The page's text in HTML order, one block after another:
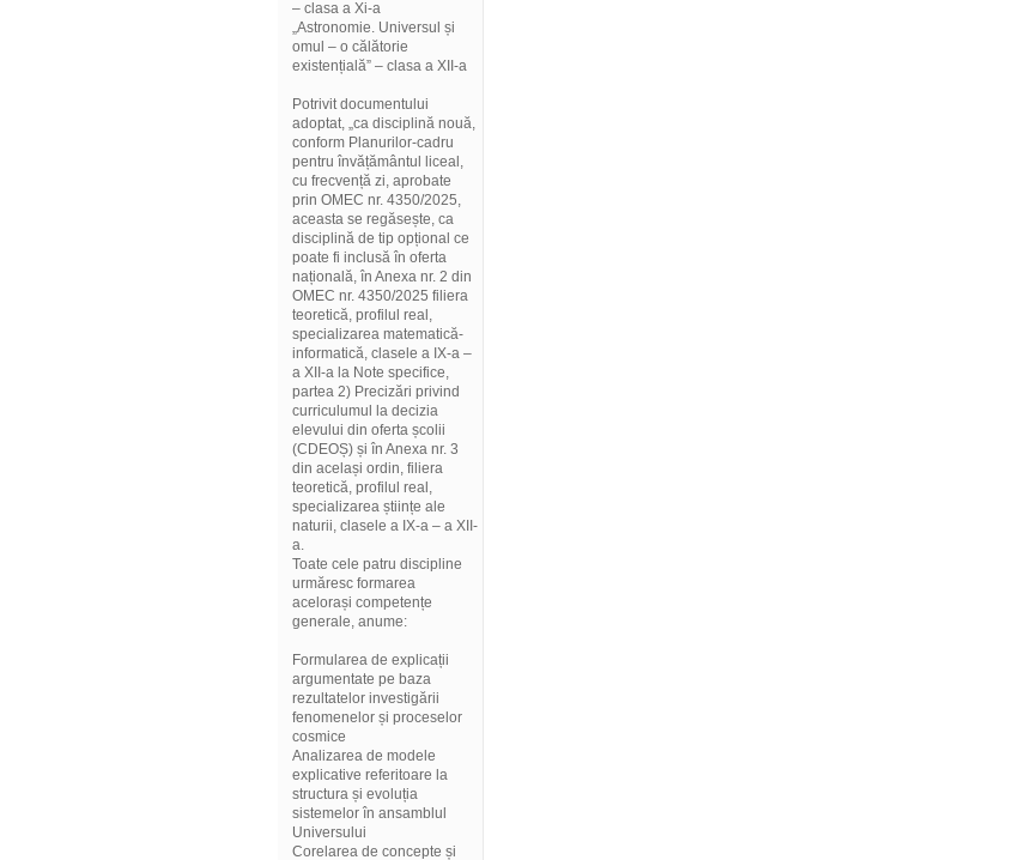
– clasa a Xi-a
„Astronomie. Universul și
omul – o călătorie
existențială” – clasa a XII-a
Potrivit documentului
adoptat, „ca disciplină nouă,
conform Planurilor-cadru
pentru învățământul liceal,
cu frecvență zi, aprobate
prin OMEC nr. 4350/2025,
aceasta se regăsește, ca
disciplină de tip opțional ce
poate fi inclusă în oferta
națională, în Anexa nr. 2 din
OMEC nr. 4350/2025 filiera
teoretică, profilul real,
specializarea matematică-
informatică, clasele a IX-a –
a XII-a la Note specifice,
partea 2) Precizări privind
curriculumul la decizia
elevului din oferta școlii
(CDEOȘ) și în Anexa nr. 3
din același ordin, filiera
teoretică, profilul real,
specializarea științe ale
naturii, clasele a IX-a – a XII-
a.
Toate cele patru discipline
urmăresc formarea
acelorași competențe
generale, anume:
Formularea de explicații
argumentate pe baza
rezultatelor investigării
fenomenelor și proceselor
cosmice
Analizarea de modele
explicative referitoare la
structura și evoluția
sistemelor în ansamblul
Universului
Corelarea de concepte și